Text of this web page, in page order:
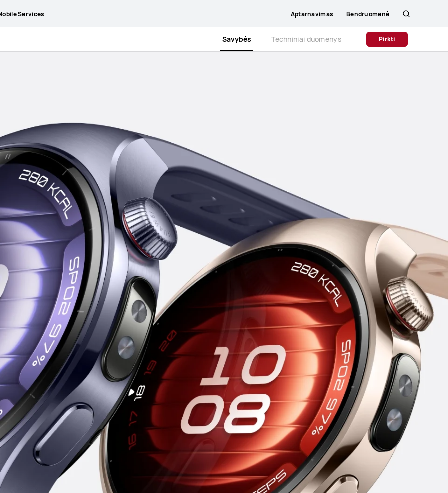
Services Aptarnavimas Bendruomenė
Savybės Techniniai duomenys Pirkti
klases titanas 904L